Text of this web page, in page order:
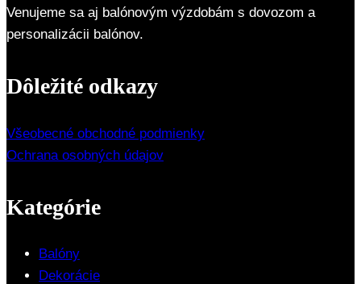
Venujeme sa aj balónovým výzdobám s dovozom a
personalizácii balónov.
Dôležité odkazy
Všeobecné obchodné podmienky
Ochrana osobných údajov
Kategórie
Balóny
Dekorácie